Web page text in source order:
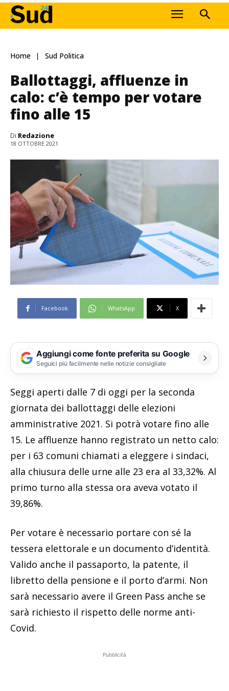
Home Sud Politica
Ballottaggi, affluenze in
calo: c’è tempo per votare
fino alle 15
Di Redazione
18 OTTOBRE 2021
Facebook WhatsApp X
Aggiungi come fonte preferita su Google
Seguici più facilmente nelle notizie consigliate
Seggi aperti dalle 7 di oggi per la seconda
giornata dei ballottaggi delle elezioni
amministrative 2021. Si potrà votare fino alle
15. Le affluenze hanno registrato un netto calo:
per i 63 comuni chiamati a eleggere i sindaci,
alla chiusura delle urne alle 23 era al 33,32%. Al
primo turno alla stessa ora aveva votato il
39,86%.
Per votare è necessario portare con sé la
tessera elettorale e un documento d’identità.
Valido anche il passaporto, la patente, il
libretto della pensione e il porto d’armi. Non
sarà necessario avere il Green Pass anche se
sarà richiesto il rispetto delle norme anti-
Covid.
Pubblicità